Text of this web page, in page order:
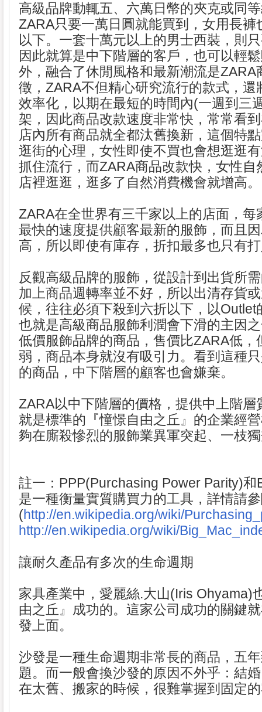
高級品牌動輒五、六萬日幣的夾克或同
ZARA只要一萬日圓就能買到，女用長褲
以下。一套十萬元以上的男士西裝，則
因此就算是中下階層的客戶，也可以輕
外，融合了休閒風格和最新潮流是ZARA
徵，ZARA不但精心研究流行的款式，還
效率化，以期在最短的時間內(一週到三
架，因此商品改款速度非常快，常常看
店內所有商品就全都汰舊換新，這個特
逛街的心理，女性即使不買也會想逛逛
抓住流行，而ZARA商品改款快，女性自
店裡逛逛，逛多了自然消費機會就增高。
ZARA在全世界有三千家以上的店面，每
最快的速度提供顧客最新的服飾，而且
高，所以即使有庫存，折扣最多也只有
反觀高級品牌的服飾，從設計到出貨所
加上商品週轉率並不好，所以出清存貨
候，往往必須下殺到六折以下，以Outlet
也就是高級商品服飾利潤會下滑的主因
低價服飾品牌的商品，售價比ZARA低，
弱，商品本身就沒有吸引力。看到這種
的商品，中下階層的顧客也會嫌棄。
ZARA以中下階層的價格，提供中上階層
就是標準的『憧憬自由之丘』的企業經
夠在廝殺慘烈的服飾業異軍突起、一枝
註一：PPP(Purchasing Power Parity)和
是一種衡量實質購買力的工具，詳情請
(http://en.wikipedia.org/wiki/
http://en.wikipedia.org/wiki/
讓耐久產品有多次的生命週期
家具產業中，愛麗絲.大山(Iris Ohyama)
由之丘』成功的。這家公司成功的關鍵
發上面。
沙發是一種生命週期非常長的商品，五
題。而一般會換沙發的原因不外乎：結
在太舊、搬家的時候，很難掌握到固定